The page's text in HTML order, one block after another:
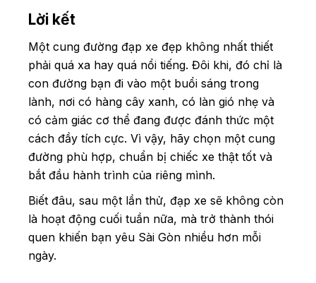
Lời kết
Một cung đường đạp xe đẹp không nhất thiết
phải quá xa hay quá nổi tiếng. Đôi khi, đó chỉ là
con đường bạn đi vào một buổi sáng trong
lành, nơi có hàng cây xanh, có làn gió nhẹ và
có cảm giác cơ thể đang được đánh thức một
cách đầy tích cực. Vì vậy, hãy chọn một cung
đường phù hợp, chuẩn bị chiếc xe thật tốt và
bắt đầu hành trình của riêng mình.
Biết đâu, sau một lần thử, đạp xe sẽ không còn
là hoạt động cuối tuần nữa, mà trở thành thói
quen khiến bạn yêu Sài Gòn nhiều hơn mỗi
ngày.